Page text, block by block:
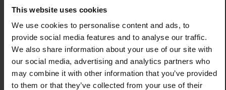
This website uses cookies
We use cookies to personalise content and ads, to
provide social media features and to analyse our traffic.
We also share information about your use of our site with
our social media, advertising and analytics partners who
may combine it with other information that you’ve provided
to them or that they’ve collected from your use of their
Google Pixel Fold
eSIM compatibile conXiaomi*
Xiaomi 12T Pro